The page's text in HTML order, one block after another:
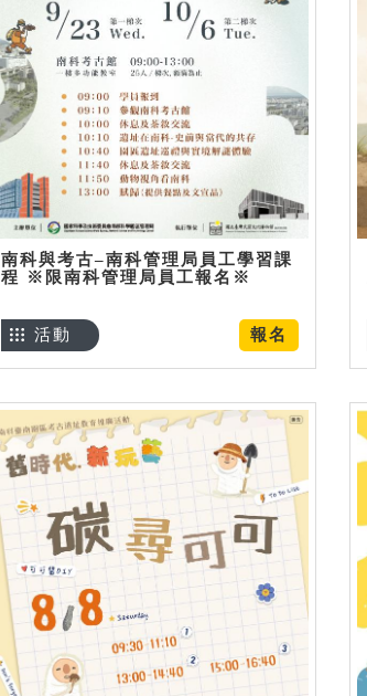
南科與考古–南科管理局員工學習課
程 ※限南科管理局員工報名※
報名
活動